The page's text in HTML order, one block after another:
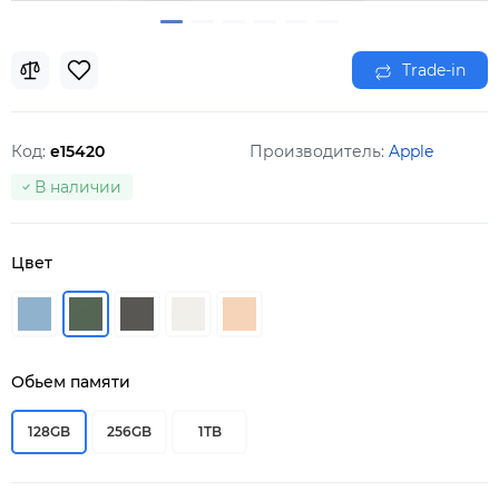
Trade-in
Код: e15420 Производитель: Apple
В наличии
Цвет
Обьем памяти
128GB 256GB 1TB